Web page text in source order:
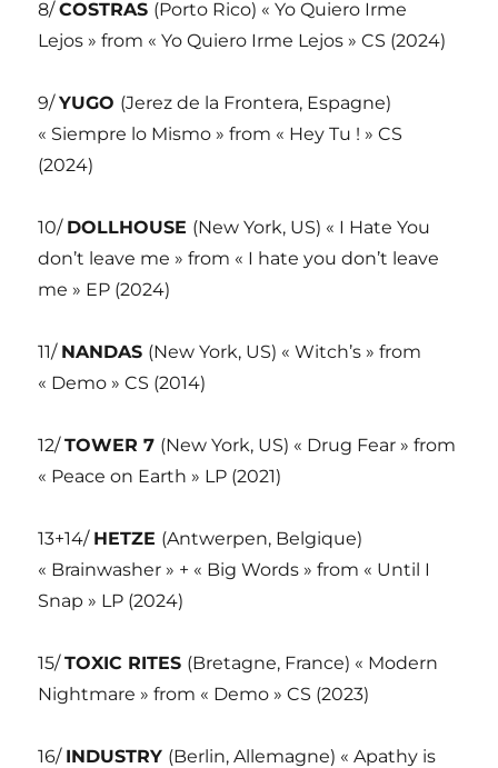
8/COSTRAS (Porto Rico) « Yo Quiero Irme
Lejos » from « Yo Quiero Irme Lejos » CS (2024)
9/YUGO (Jerez de la Frontera, Espagne)
« Siempre lo Mismo » from « Hey Tu ! » CS
(2024)
10/ DOLLHOUSE (New York, US) « I Hate You
don’t leave me » from « I hate you don’t leave
me » EP (2024)
11/ NANDAS (New York, US) « Witch’s » from
« Demo » CS (2014)
12/TOWER 7 (New York, US) « Drug Fear » from
« Peace on Earth » LP (2021)
13+14/ HETZE (Antwerpen, Belgique)
« Brainwasher » + « Big Words » from « Until I
Snap » LP (2024)
15/TOXIC RITES (Bretagne, France) « Modern
Nightmare » from « Demo » CS (2023)
16/ INDUSTRY (Berlin, Allemagne) « Apathy is